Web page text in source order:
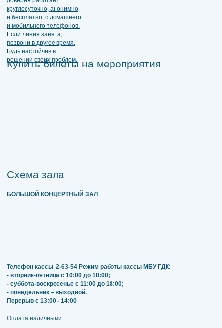
Купить билеты на мероприятия
Схема зала
БОЛЬШОЙ КОНЦЕРТНЫЙ ЗАЛ
Телефон кассы 2-63-54 Режим работы кассы МБУ ГДК:
- вторник-пятница с 10:00 до 18:00;
- суббота-воскресенье с 11:00 до 18:00;
- понедельник – выходной.
Перерыв с 13:00 - 14:00
​​​​​​​Оплата наличными.